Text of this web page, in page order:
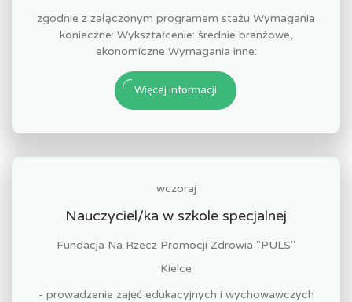
zgodnie z załączonym programem stażu Wymagania
konieczne: Wykształcenie: średnie branżowe,
ekonomiczne Wymagania inne:
Więcej informacji
wczoraj
Nauczyciel/ka w szkole specjalnej
Fundacja Na Rzecz Promocji Zdrowia "PULS"
Kielce
- prowadzenie zajęć edukacyjnych i wychowawczych